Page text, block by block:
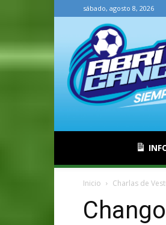
sábado, agosto 8, 2026
Inicio Charlas de